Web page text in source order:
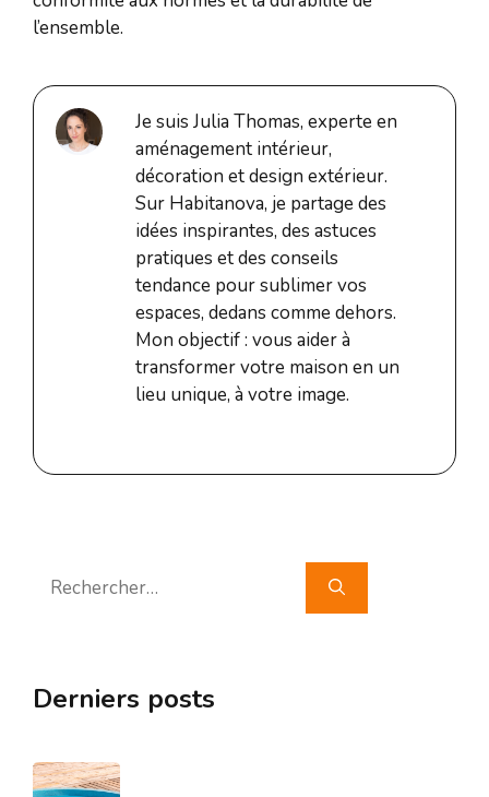
l’ensemble.
Je suis Julia Thomas, experte en
aménagement intérieur,
décoration et design extérieur.
Sur Habitanova, je partage des
idées inspirantes, des astuces
pratiques et des conseils
tendance pour sublimer vos
espaces, dedans comme dehors.
Mon objectif : vous aider à
transformer votre maison en un
lieu unique, à votre image.
Rechercher :
Derniers posts